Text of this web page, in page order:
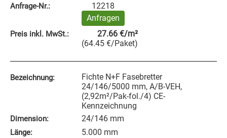
Anfrage‑Nr.:
12218
Anfragen
Preis inkl. MwSt.: 27.66 €/m²
(64.45 €/Paket)
Bezeichnung:
Fichte N+F Fasebretter
24/146/5000 mm, A/B-VEH,
(2,92m²/Pak-fol./4) CE-
Kennzeichnung
Dimension: 24/146 mm
Länge: 5.000 mm